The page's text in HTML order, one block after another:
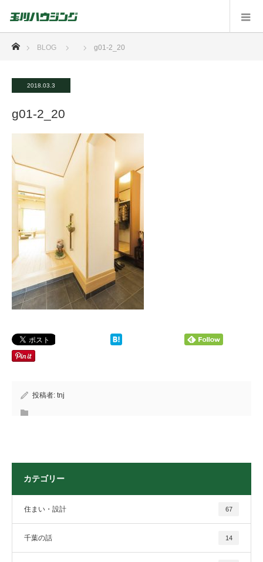
ホーム
BLOG g01-2_20
2018.03.3
g01-2_20
投稿者: tnj
カテゴリー
住まい・設計 67
千葉の話 14